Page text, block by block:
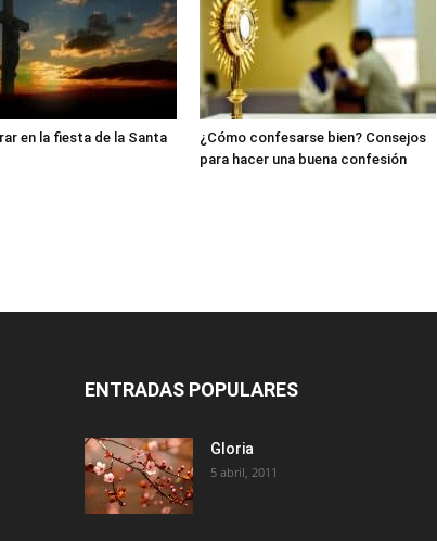
en la fiesta de la Santa
¿Cómo confesarse bien? Consejos
para hacer una buena confesión
ENTRADAS POPULARES
Gloria
5 abril, 2011